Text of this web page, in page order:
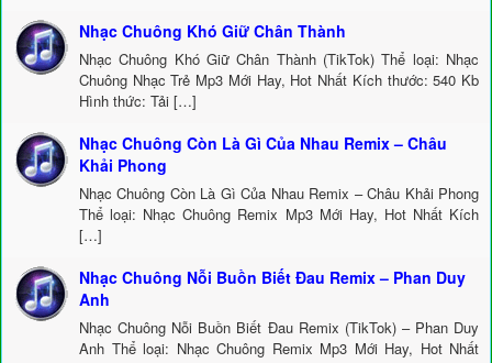
Nhạc Chuông Khó Giữ Chân Thành
Nhạc Chuông Khó Giữ Chân Thành (TikTok) Thể loại: Nhạc
Chuông Nhạc Trẻ Mp3 Mới Hay, Hot Nhất Kích thước: 540 Kb
Hình thức: Tải […]
Nhạc Chuông Còn Là Gì Của Nhau Remix – Châu
Khải Phong
Nhạc Chuông Còn Là Gì Của Nhau Remix – Châu Khải Phong
Thể loại: Nhạc Chuông Remix Mp3 Mới Hay, Hot Nhất Kích
[…]
Nhạc Chuông Nỗi Buồn Biết Đau Remix – Phan Duy
Anh
Nhạc Chuông Nỗi Buồn Biết Đau Remix (TikTok) – Phan Duy
Anh Thể loại: Nhạc Chuông Remix Mp3 Mới Hay, Hot Nhất